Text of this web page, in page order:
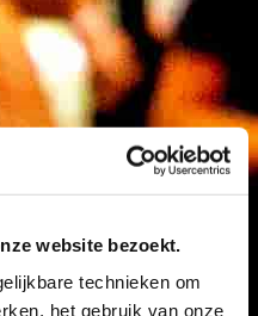
website bezoekt.
technieken om
het gebruik van onze